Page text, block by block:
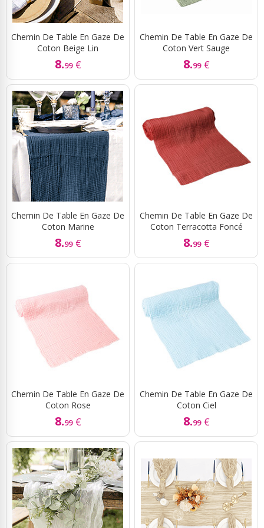
Chemin De Table En Gaze De
Coton Beige Lin
8.99 €
Chemin De Table En Gaze De
Coton Vert Sauge
8.99 €
Chemin De Table En Gaze De
Coton Marine
8.99 €
Chemin De Table En Gaze De
Coton Terracotta Foncé
8.99 €
Chemin De Table En Gaze De
Coton Rose
8.99 €
Chemin De Table En Gaze De
Coton Ciel
8.99 €